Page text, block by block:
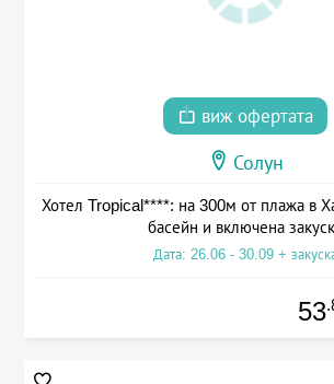
виж офертата
Солун
Хотел Tropical****: на 300м от плажа в
басейн и включена
Дата: 26.06 - 30.09 +
53